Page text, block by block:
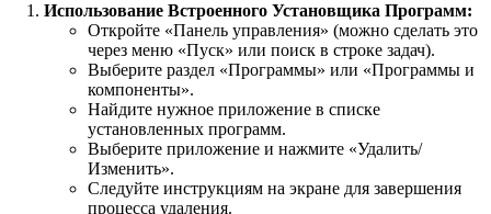
Использование Встроенного Установщика Программ:
Откройте «Панель управления» (можно сделать это
через меню «Пуск» или поиск в строке задач).
Выберите раздел «Программы» или «Программы и
компоненты».
Найдите нужное приложение в списке
установленных программ.
Выберите приложение и нажмите «Удалить/
Изменить».
Следуйте инструкциям на экране для завершения
процесса удаления.